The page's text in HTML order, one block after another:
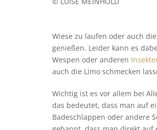
Wiese zu laufen oder auch
genießen. Leider kann es
Wespen oder anderen
auch die Limo schmecken
Wichtig ist es vor allem bei
das bedeutet, dass man auf
Badeschlappen oder andere